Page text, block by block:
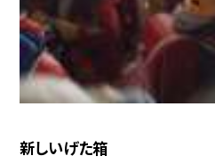
新しいげた箱